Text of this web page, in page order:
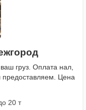
груз. Оплата нал,
Цена
20 т